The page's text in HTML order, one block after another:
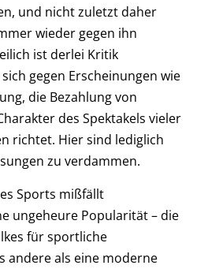
und nicht zuletzt daher
wieder gegen ihn
ist derlei Kritik
gegen Erscheinungen wie
die Bezahlung von
des Spektakels vieler
richtet. Hier sind lediglich
zu verdammen.
Sports mißfällt
ungeheure Popularität – die
für sportliche
andere als eine moderne